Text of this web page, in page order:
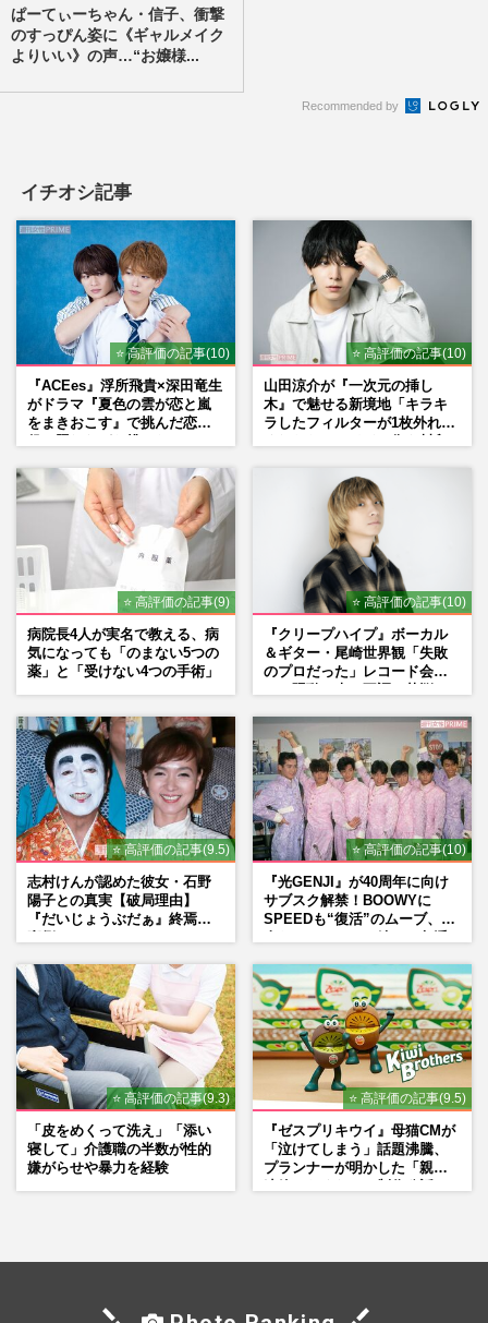
ぱーてぃーちゃん・信子、衝撃
のすっぴん姿に《ギャルメイク
よりいい》の声…“お嬢様...
Recommended by
イチオシ記事
⭐ 高評価の記事(10)
『ACEes』浮所飛貴×深田竜生
がドラマ『夏色の雲が恋と嵐
をまきおこす』で挑んだ恋人
⭐ 高評価の記事(10)
山田涼介が『一次元の挿し
木』で魅せる新境地「キラキ
ラしたフィルターが1枚外れて
⭐ 高評価の記事(9)
病院長4人が実名で教える、病
気になっても「のまない5つの
薬」と「受けない4つの手術」
⭐ 高評価の記事(10)
『クリープハイプ』ボーカル
＆ギター・尾崎世界観「失敗
のプロだった」レコード会社
⭐ 高評価の記事(9.5)
志村けんが認めた彼女・石野
陽子との真実【破局理由】
『だいじょうぶだぁ』終焉の
⭐ 高評価の記事(10)
『光GENJI』が40周年に向け
サブスク解禁！BOOWYに
SPEEDも“復活”のムーブ、本
⭐ 高評価の記事(9.3)
「皮をめくって洗え」「添い
寝して」介護職の半数が性的
嫌がらせや暴力を経験
⭐ 高評価の記事(9.5)
『ゼスプリキウイ』母猫CMが
「泣けてしまう」話題沸騰、
プランナーが明かした「親に